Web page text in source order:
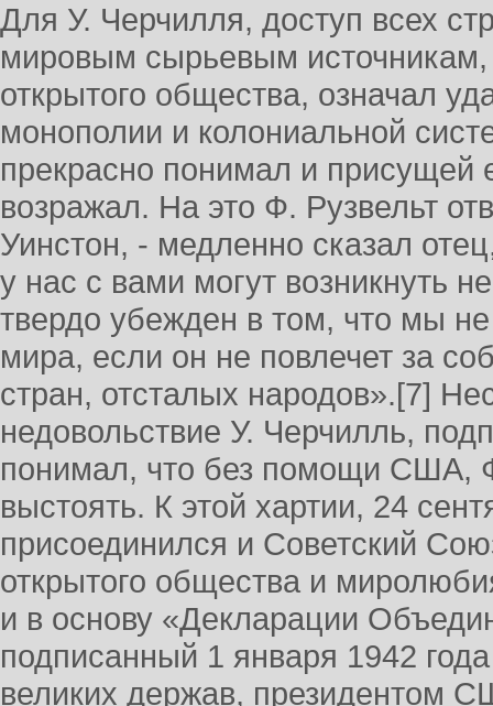
Для У. Черчилля, доступ всех
мировым сырьевым
открытого общества, означал
монополии и колониальной
прекрасно понимал и присущей
возражал. На это Ф. Рузвельт
Уинстон, - медленно сказал
у нас с вами могут возникнуть
твердо убежден в том, что мы
мира, если он не повлечет за
стран, отсталых народов».[7]
недовольствие У. Черчилль,
понимал, что без помощи США,
выстоять. К этой хартии, 24
присоединился и Советский
открытого общества и
и в основу «Декларации
подписанный 1 января 1942
великих держав, президентом